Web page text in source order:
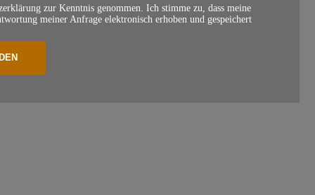
zur Kenntnis genommen. Ich stimme zu, dass meine
meiner Anfrage elektronisch erhoben und gespeichert